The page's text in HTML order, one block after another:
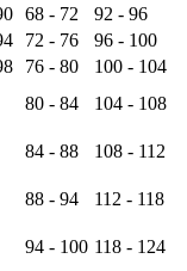
68 - 72
92 - 96
72 - 76
96 - 100
76 - 80
100 - 104
80 - 84 104 - 108
84 - 88 108 - 112
88 - 94 112 - 118
94 - 100 118 - 124